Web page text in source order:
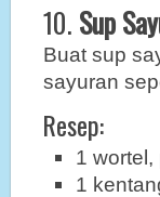
10. Sup
Buat sup
sayuran
Resep:
1
1